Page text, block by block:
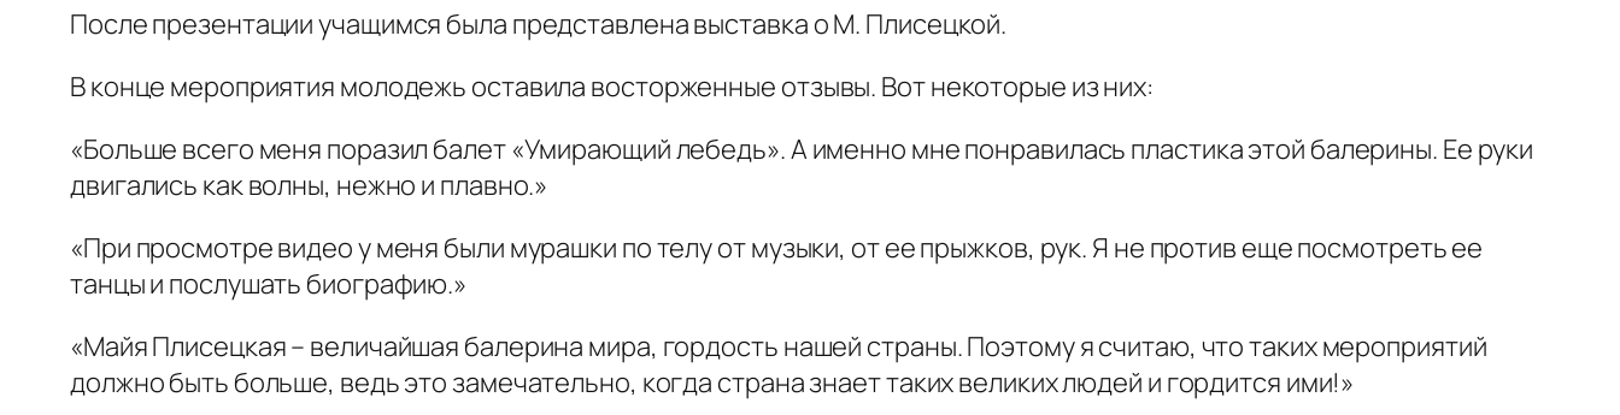
После презентации учащимся была представлена выставка о М. Плисецкой.
В конце мероприятия молодежь оставила восторженные отзывы. Вот некоторые из них:
«Больше всего меня поразил балет «Умирающий лебедь». А именно мне понравилась пластика этой балерины. Ее руки
двигались как волны, нежно и плавно.»
«При просмотре видео у меня были мурашки по телу от музыки, от ее прыжков, рук. Я не против еще посмотреть ее
танцы и послушать биографию.»
«Майя Плисецкая – величайшая балерина мира, гордость нашей страны. Поэтому я считаю, что таких мероприятий
должно быть больше, ведь это замечательно, когда страна знает таких великих людей и гордится ими!»